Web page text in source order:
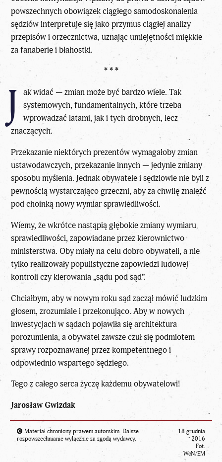
powszechnych obowiązek ciągłego samodoskonalenia
sędziów interpretuje się jako przymus ciągłej analizy
przepisów i orzecznictwa, uznając umiejętności miękkie
za fanaberie i błahostki.
* * *
J
ak widać — zmian może być bardzo wiele. Tak
systemowych, fundamentalnych, które trzeba
wprowadzać latami, jak i tych drobnych, lecz
znaczących.
Przekazanie niektórych prezentów wymagałoby zmian
ustawodawczych, przekazanie innych — jedynie zmiany
sposobu myślenia. Jednak obywatele i sędziowie nie byli z
pewnością wystarczająco grzeczni, aby za chwilę znaleźć
pod choinką nowy wymiar sprawiedliwości.
Wiemy, że wkrótce nastąpią głębokie zmiany wymiaru
sprawiedliwości, zapowiadane przez kierownictwo
ministerstwa. Oby miały na celu dobro obywateli, a nie
tylko realizowały populistyczne zapowiedzi ludowej
kontroli czy kierowania „sądu pod sąd”.
Chciałbym, aby w nowym roku sąd zaczął mówić ludzkim
głosem, zrozumiale i przekonująco. Aby w nowych
inwestycjach w sądach pojawiła się architektura
porozumienia, a obywatel zawsze czuł się podmiotem
sprawy rozpoznawanej przez kompetentnego i
odpowiednio wspartego sędziego.
Tego z całego serca życzę każdemu obywatelowi!
Jarosław Gwizdak
Materiał chroniony prawem autorskim. Dalsze
rozpowszechnianie wyłącznie za zgodą wydawcy.
18 grudnia
2016
Fot.
WcN/EM